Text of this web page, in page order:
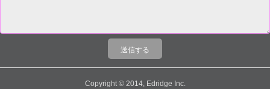
Copyright © 2014, Edridge Inc.